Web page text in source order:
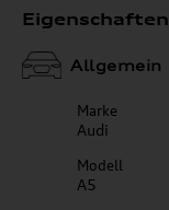
Eigenschaften
Allgemein
Marke
Audi
Modell
A5